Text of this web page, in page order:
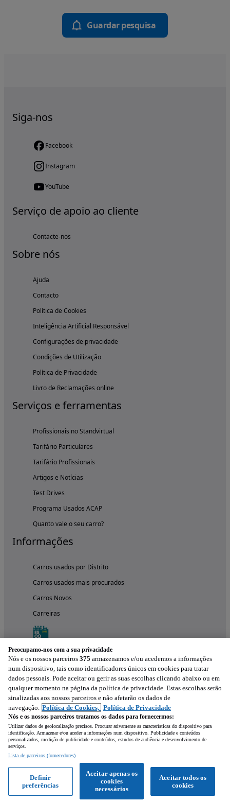
Guardar pesquisa
Siga-nos
Facebook
Instagram
YouTube
Serviço de apoio ao cliente
Contacte-nos
Sobre nós
Ajuda
Contacto
Política de Cookies
Inteligência Artificial Responsável
Configurações de privacidade
Condições de Utilização
Política de Privacidade
Livro de Reclamações online
Serviços e ferramentas
Profissionais no Standvirtual
Tarifário Particulares
Tarifário Profissionais
Artigos e Notícias
Test Drives
Programa Usados ACAP
Quanto vale o seu carro?
Informações
Carros usados por Distrito
Carros usados mais procurados
Carros Novos
Carreiras
Experimenta a aplicação
Preocupamo-nos com a sua privacidade
Nós e os nossos parceiros 375 armazenamos e/ou acedemos a informações
num dispositivo, tais como identificadores únicos em cookies para tratar
dados pessoais. Pode aceitar ou gerir as suas escolhas clicando abaixo ou em
qualquer momento na página da política de privacidade. Estas escolhas serão
sinalizadas aos nossos parceiros e não afetarão os dados de
navegação. Política de Cookies, Política de Privacidade
Nós e os nossos parceiros tratamos os dados para fornecermos:
Utilizar dados de geolocalização precisos. Procurar ativamente as características do dispositivo para
identificação. Armazenar e/ou aceder a informações num dispositivo. Publicidade e conteúdos
personalizados, medição de publicidade e conteúdos, estudos de audiência e desenvolvimento de
serviços.
Lista de parceiros (fornecedores)
Aceitar todos os
cookies
Aceitar apenas os
cookies
necessários
Definir
preferências